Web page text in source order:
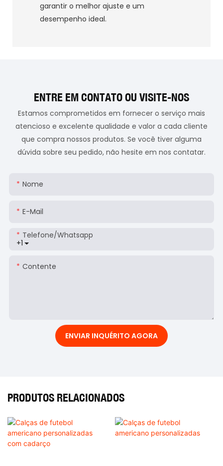
garantir o melhor ajuste e um
desempenho ideal.
ENTRE EM CONTATO OU VISITE-NOS
Estamos comprometidos em fornecer o serviço mais
atencioso e excelente qualidade e valor a cada cliente
que compra nossos produtos. Se você tiver alguma
dúvida sobre seu pedido, não hesite em nos contatar.
Nome
E-Mail
+1
Telefone/whatsapp
Contente
ENVIAR INQUÉRITO AGORA
PRODUTOS RELACIONADOS